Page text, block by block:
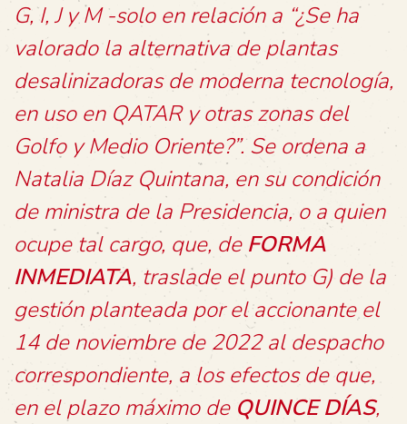
G, I, J y M -solo en relación a “¿Se ha
valorado la alternativa de plantas
desalinizadoras de moderna tecnología,
en uso en QATAR y otras zonas del
Golfo y Medio Oriente?”. Se ordena a
Natalia Díaz Quintana, en su condición
de ministra de la Presidencia, o a quien
ocupe tal cargo, que, de FORMA
INMEDIATA, traslade el punto G) de la
gestión planteada por el accionante el
14 de noviembre de 2022 al despacho
correspondiente, a los efectos de que,
en el plazo máximo de QUINCE DÍAS,